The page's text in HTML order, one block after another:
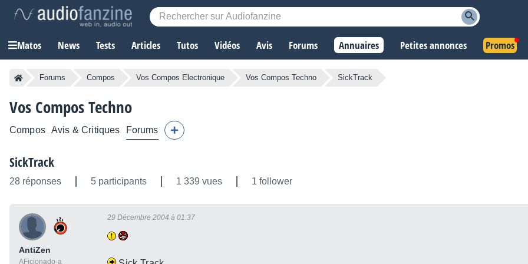
Matos News Tests Articles Tutos Vidéos Avis Forums Annuaires Petites annonces Promos
Forums Compos Vos Compos Electronique Vos Compos Techno SickTrack
Vos Compos Techno
Compos Avis & Critiques Forums
SickTrack
28 réponses 5 participants 1 339 vues 1 follower
AntiZen
AFicionado·a
29 Décembre 2004 à 01:37